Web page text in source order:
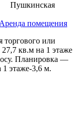
Пушкинская
помещения
торгового или
кв.м на 1 этаже
Планировка —
1 этаже-3,6 м.